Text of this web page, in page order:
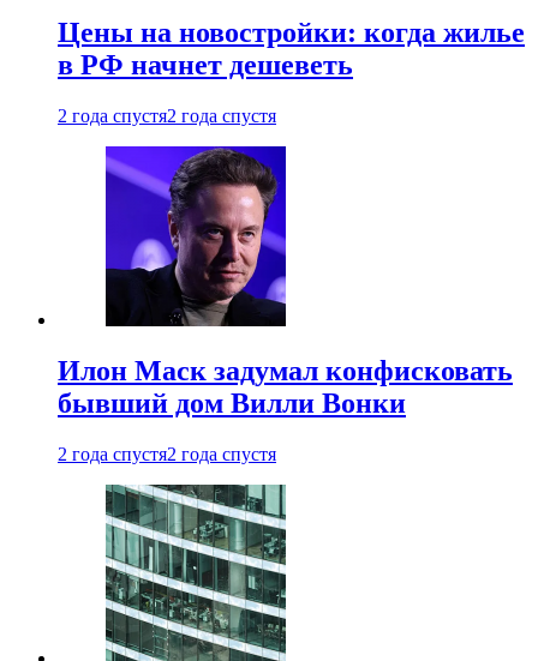
Цены на новостройки: когда жилье
в РФ начнет дешеветь
2 года спустя2 года спустя
Илон Маск задумал конфисковать
бывший дом Вилли Вонки
2 года спустя2 года спустя